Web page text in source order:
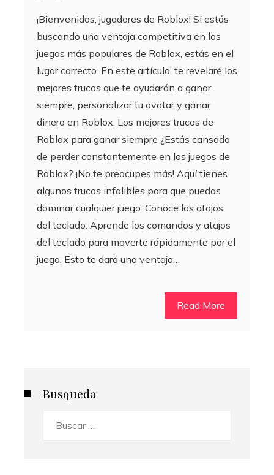
¡Bienvenidos, jugadores de Roblox! Si estás
buscando una ventaja competitiva en los
juegos más populares de Roblox, estás en el
lugar correcto. En este artículo, te revelaré los
mejores trucos que te ayudarán a ganar
siempre, personalizar tu avatar y ganar
dinero en Roblox. Los mejores trucos de
Roblox para ganar siempre ¿Estás cansado
de perder constantemente en los juegos de
Roblox? ¡No te preocupes más! Aquí tienes
algunos trucos infalibles para que puedas
dominar cualquier juego: Conoce los atajos
del teclado: Aprende los comandos y atajos
del teclado para moverte rápidamente por el
juego. Esto te dará una ventaja…
Read More
Busqueda